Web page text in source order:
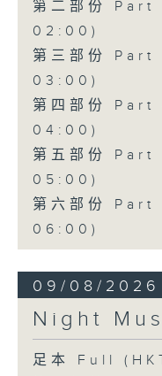
第二部份
02:00)
第三部份
03:00)
第四部份
04:00)
第五部份
05:00)
第六部份
06:00)
09/08/2026
Night
足本 Full